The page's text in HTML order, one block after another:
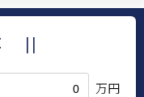
万円